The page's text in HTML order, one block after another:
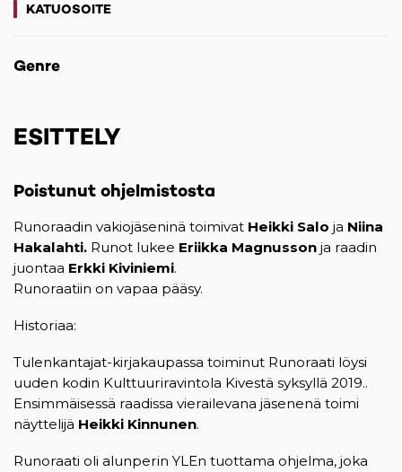
KATUOSOITE
Genre
ESITTELY
Poistunut ohjelmistosta
Runoraadin vakiojäseninä toimivat Heikki Salo ja Niina
Hakalahti. Runot lukee Eriikka Magnusson ja raadin
juontaa Erkki Kiviniemi.
Runoraatiin on vapaa pääsy.
Historiaa:
Tulenkantajat-kirjakaupassa toiminut Runoraati löysi
uuden kodin Kulttuuriravintola Kivestä syksyllä 2019..
Ensimmäisessä raadissa vierailevana jäsenenä toimi
näyttelijä Heikki Kinnunen.
Runoraati oli alunperin YLEn tuottama ohjelma, joka